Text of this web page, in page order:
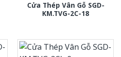
Cửa Thép Vân Gỗ SGD-
KM.TVG-2C-18